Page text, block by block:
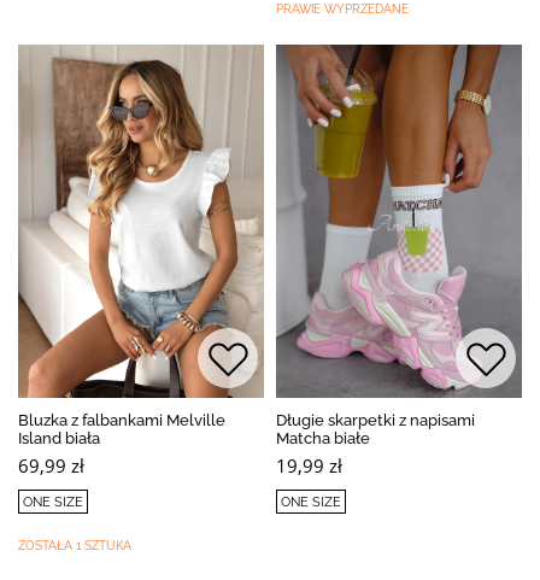
PRAWIE WYPRZEDANE
Bluzka z falbankami Melville
Island biała
69,99 zł
ONE SIZE
ZOSTAŁA 1 SZTUKA
Długie skarpetki z napisami
Matcha białe
19,99 zł
ONE SIZE